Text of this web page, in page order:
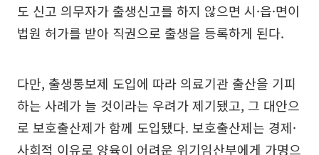
도 신고 의무자가 출생신고를 하지 않으면 시·읍·면이
법원 허가를 받아 직권으로 출생을 등록하게 된다.
다만, 출생통보제 도입에 따라 의료기관 출산을 기피
하는 사례가 늘 것이라는 우려가 제기됐고, 그 대안으
로 보호출산제가 함께 도입됐다. 보호출산제는 경제·
사회적 이유로 양육이 어려운 위기임산부에게 가명으